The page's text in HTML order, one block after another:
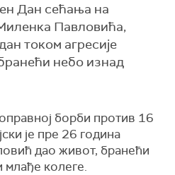
Дан сећања на
Павловића,
током агресије
небо изнад
борби против 16
је пре 26 година
дао живот, бранећи
млађе колеге.